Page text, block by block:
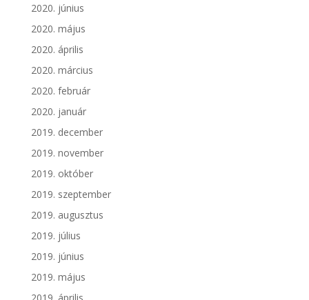
2020. június
2020. május
2020. április
2020. március
2020. február
2020. január
2019. december
2019. november
2019. október
2019. szeptember
2019. augusztus
2019. július
2019. június
2019. május